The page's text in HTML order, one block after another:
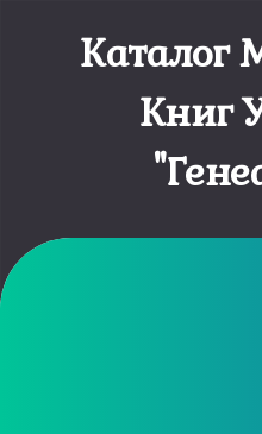
Каталог
Книг